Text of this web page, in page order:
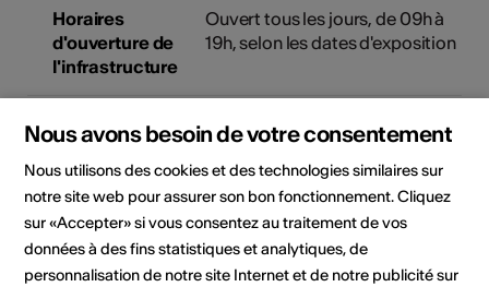
Horaires
d'ouverture de
l'infrastructure
Ouvert tous les jours, de 09h à
19h, selon les dates d'exposition
Accessibilité
architecturale
Place de parc
accessible en
fauteuil
roulant
Partiellement
accessible en
fauteuil
roulant
Nous avons besoin de votre consentement
Nous utilisons des cookies et des technologies similaires sur
notre site web pour assurer son bon fonctionnement. Cliquez
sur «Accepter» si vous consentez au traitement de vos
données à des fins statistiques et analytiques, de
personnalisation de notre site Internet et de notre publicité sur